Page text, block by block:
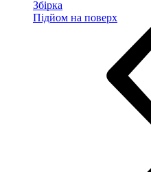
Збірка
Підйом на поверх